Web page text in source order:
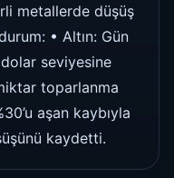
metallerde düşüş
• Altın: Gün
seviyesine
toparlanma
aşan kaybıyla
kaydetti.